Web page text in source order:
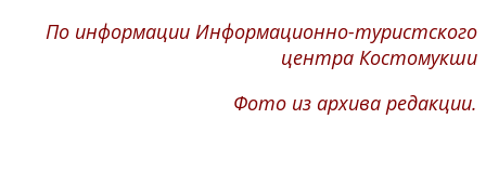
По информации Информационно-туристского
центра Костомукши
Фото из архива редакции.